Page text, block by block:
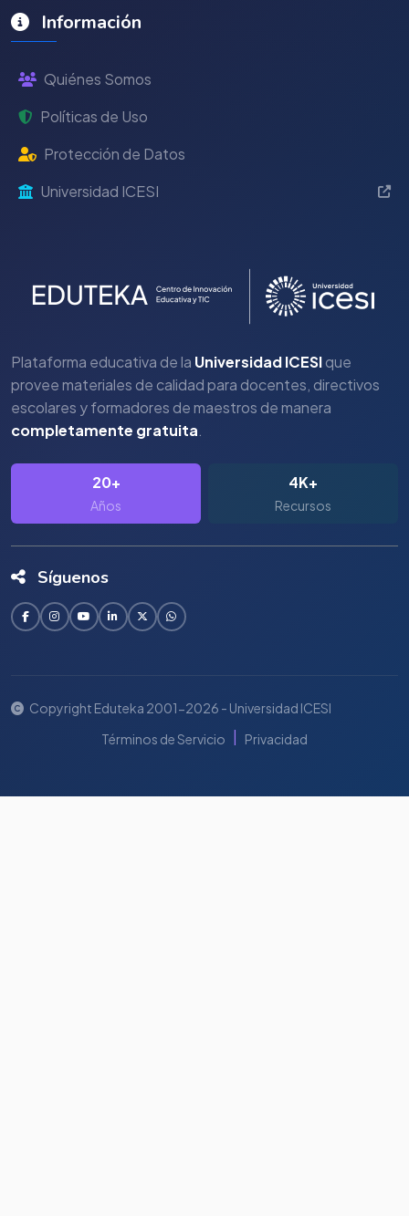
Información
Quiénes Somos
Políticas de Uso
Protección de Datos
Universidad ICESI
Plataforma educativa de la Universidad ICESIque
provee materiales de calidad para docentes, directivos
escolares y formadores de maestros de manera
completamente gratuita.
20+
Años
4K+
Recursos
Síguenos
Copyright Eduteka 2001-2026 - Universidad ICESI
Términos de Servicio
Privacidad